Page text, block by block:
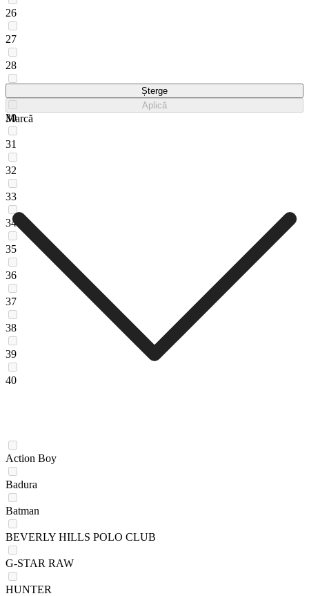
26
27
28
30
31
32
33
34
35
36
37
38
39
40
Șterge
Aplică
Marcă
Action Boy
Badura
Batman
BEVERLY HILLS POLO CLUB
G-STAR RAW
HUNTER